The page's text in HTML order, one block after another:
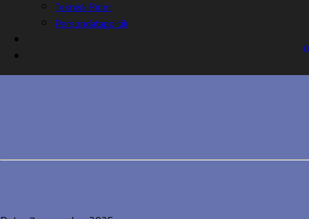
Teknisk Rider
Persondatapolitik
0